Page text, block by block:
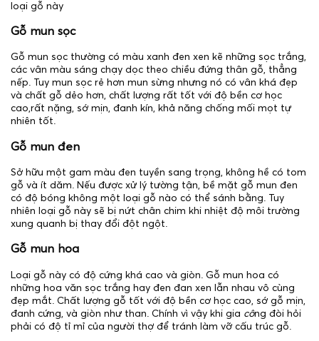
loại gỗ này
Gỗ mun sọc
Gỗ mun sọc thường có màu xanh đen xen kẽ những sọc trắng,
các vân màu sáng chạy dọc theo chiều đứng thân gỗ, thẳng
nếp. Tuy mun sọc rẻ hơn mun sừng nhưng nó có vân khá đẹp
và chất gỗ dẻo hơn, chất lượng rất tốt với độ bền cơ học
cao,rất nặng, sớ mịn, đanh kín, khả năng chống mối mọt tự
nhiên tốt.
Gỗ mun đen
Sở hữu một gam màu đen tuyền sang trọng, không hề có tom
gỗ và ít dăm. Nếu được xử lý tường tận, bề mặt gỗ mun đen
có độ bóng không một loại gỗ nào có thể sánh bằng. Tuy
nhiên loại gỗ này sẽ bị nứt chân chim khi nhiệt độ môi trường
xung quanh bị thay đổi đột ngột.
Gỗ mun hoa
Loại gỗ này có độ cứng khá cao và giòn. Gỗ mun hoa có
những hoa văn sọc trắng hay đen đan xen lẫn nhau vô cùng
đẹp mắt. Chất lượng gỗ tốt với độ bền cơ học cao, sớ gỗ mịn,
đanh cứng, và giòn như than. Chính vì vậy khi gia công đòi hỏi
phải có độ tỉ mỉ của người thợ để tránh làm vỡ cấu trúc gỗ.